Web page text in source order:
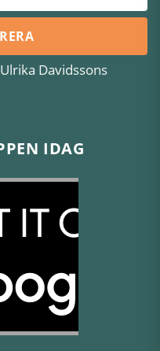
Davidssons
IDAG